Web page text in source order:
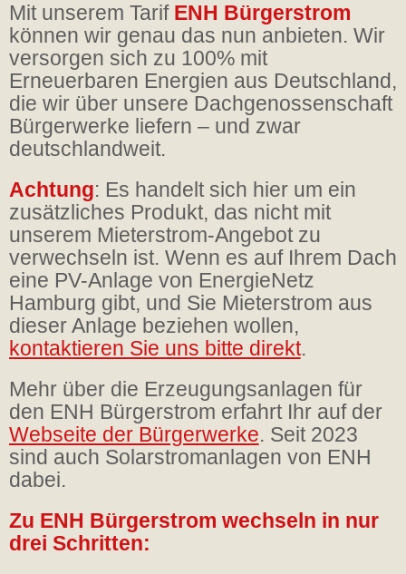
Mit unserem Tarif ENH Bürgerstrom
können wir genau das nun anbieten. Wir
versorgen sich zu 100% mit
Erneuerbaren Energien aus Deutschland,
die wir über unsere Dachgenossenschaft
Bürgerwerke liefern – und zwar
deutschlandweit.
Achtung: Es handelt sich hier um ein
zusätzliches Produkt, das nicht mit
unserem Mieterstrom-Angebot zu
verwechseln ist. Wenn es auf Ihrem Dach
eine PV-Anlage von EnergieNetz
Hamburg gibt, und Sie Mieterstrom aus
dieser Anlage beziehen wollen,
kontaktieren Sie uns bitte direkt.
Mehr über die Erzeugungsanlagen für
den ENH Bürgerstrom erfahrt Ihr auf der
Webseite der Bürgerwerke. Seit 2023
sind auch Solarstromanlagen von ENH
dabei.
Zu ENH Bürgerstrom wechseln in nur
drei Schritten: